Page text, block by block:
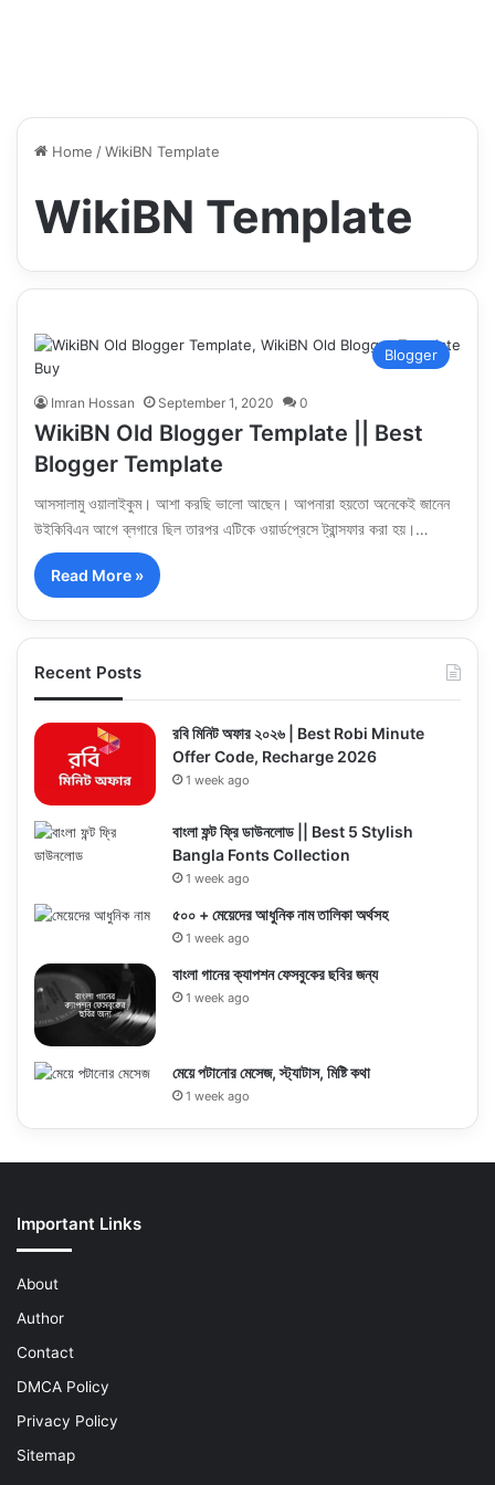
Home /WikiBN Template
WikiBN Template
Blogger
Imran Hossan September 1, 2020 0
WikiBN Old Blogger Template || Best
Blogger Template
আসসালামু ওয়ালাইকুম। আশা করছি ভালো আছেন। আপনারা হয়তো অনেকেই জানেন
উইকিবিএন আগে ব্লগারে ছিল তারপর এটিকে ওয়ার্ডপ্রেসে ট্রান্সফার করা হয়।…
Read More »
Recent Posts
রবি মিনিট অফার ২০২৬ | Best Robi Minute
Offer Code, Recharge 2026
1 week ago
বাংলা ফন্ট ফ্রি ডাউনলোড || Best 5 Stylish
Bangla Fonts Collection
1 week ago
৫০০ + মেয়েদের আধুনিক নাম তালিকা অর্থসহ
1 week ago
বাংলা গানের ক্যাপশন ফেসবুকের ছবির জন্য
1 week ago
মেয়ে পটানোর মেসেজ, স্ট্যাটাস, মিষ্টি কথা
1 week ago
Important Links
About
Author
Contact
DMCA Policy
Privacy Policy
Sitemap